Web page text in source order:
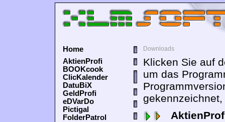
Home
AktienProfi
BOOKcook
ClicKalender
DatuBiX
GeldProfi
eDVarDo
Pictigal
FolderPatrol
Downloads
Klicken Sie auf
um das